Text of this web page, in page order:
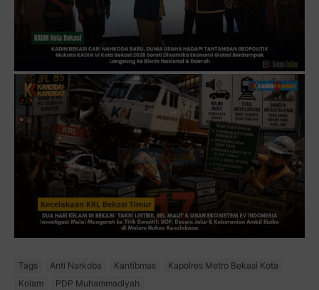
Tags Anti Narkoba Kantibmas
Kapolres Metro Bekasi Kota
Kolam
PDP Muhammadiyah